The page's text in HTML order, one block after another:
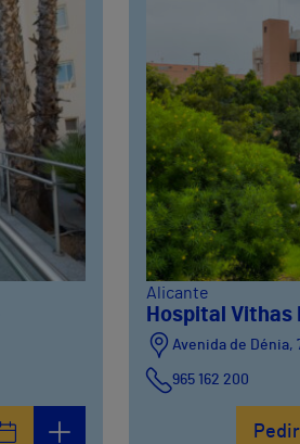
Alicante
Hospital Vithas
Avenida de Dénia,
965 162 200